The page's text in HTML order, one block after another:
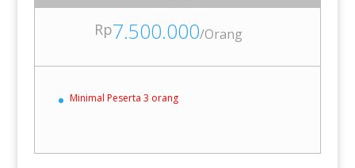
Rp7.500.000/Orang
Minimal Peserta 3 orang